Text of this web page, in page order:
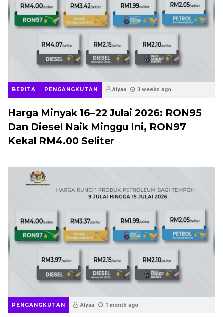
BERITA PENGANGKUTAN Alyaa 3 weeks ago
Harga Minyak 16–22 Julai 2026: RON95
Dan Diesel Naik Minggu Ini, RON97
Kekal RM4.00 Seliter
PENGANGKUTAN Alyaa 1 month ago